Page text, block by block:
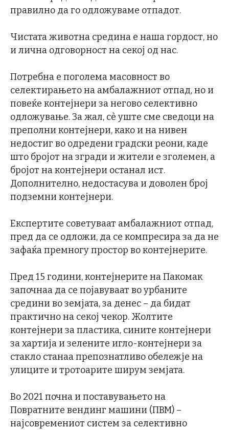
правилно да го одложуваме отпадот.
Чистата животна средина е наша гордост, но
и лична одговорност на секој од нас.
Потребна е поголема масовност во
селектирањето на амбалажниот отпад, но и
повеќе контејнери за негово селективно
одложување. За жал, сè уште сме сведоци на
преполни контејнери, како и на нивен
недостиг во одредени градски реони, каде
што бројот на згради и жители е зголемен, а
бројот на контејнери останал ист.
Дополнително, недостасува и доволен број
подземни контејнери.
Експертите советуваат амбалажниот отпад,
пред да се одложи, да се компресира за да не
зафаќа премногу простор во контејнерите.
Пред 15 години, контејнерите на Пакомак
започнаа да се појавуваат во урбаните
средини во земјата, за денес – да бидат
практично на секој чекор. Жолтите
контејнери за пластика, сините контејнери
за хартија и зелените игло-контејнери за
стакло станаа препознатливо обележје на
улиците и тротоарите ширум земјата.
Во 2021 почна и поставувањето на
Повратните вендинг машини (ПВМ) –
најсовремениот систем за селективно